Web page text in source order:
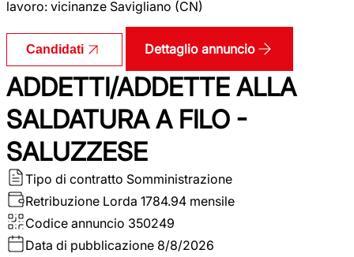
lavoro: vicinanze Savigliano (CN)
Candidati Dettaglio annuncio
ADDETTI/ADDETTE ALLA
SALDATURA A FILO -
SALUZZESE
Tipo di contratto Somministrazione
Retribuzione Lorda 1784.94 mensile
Codice annuncio 350249
Data di pubblicazione 8/8/2026